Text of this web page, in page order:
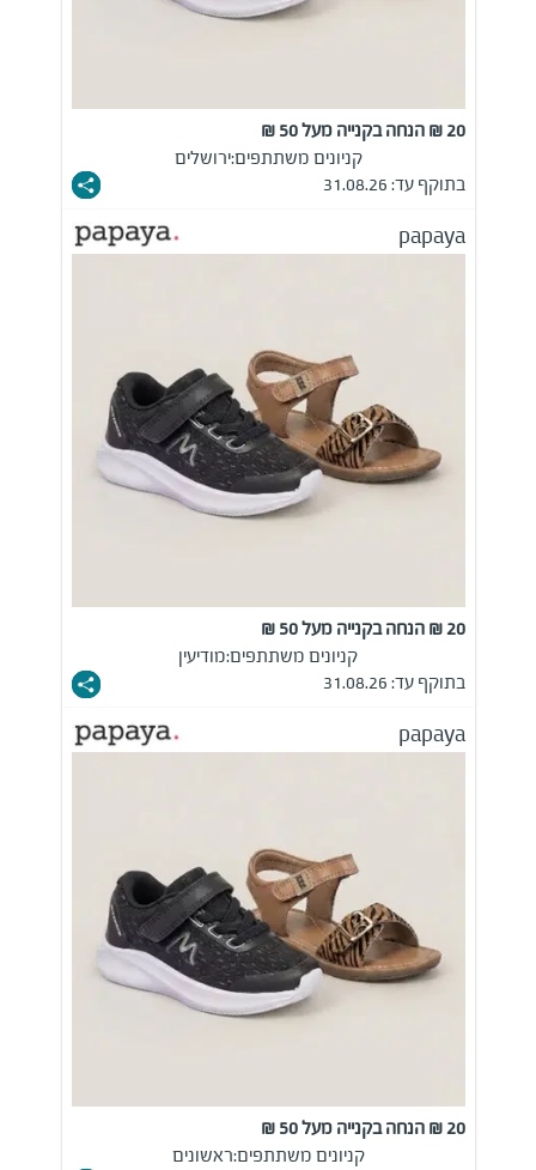
20 ₪ הנחה בקנייה מעל 50 ₪
קניונים משתתפים:ירושלים
בתוקף עד: 31.08.26
papaya
20 ₪ הנחה בקנייה מעל 50 ₪
קניונים משתתפים:מודיעין
בתוקף עד: 31.08.26
papaya
20 ₪ הנחה בקנייה מעל 50 ₪
קניונים משתתפים:ראשונים